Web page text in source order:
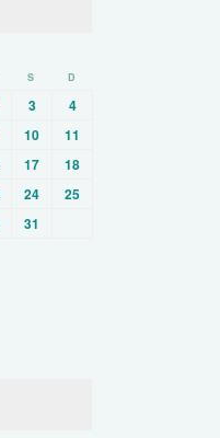
S D
3
4
10
11
17
18
24
25
31